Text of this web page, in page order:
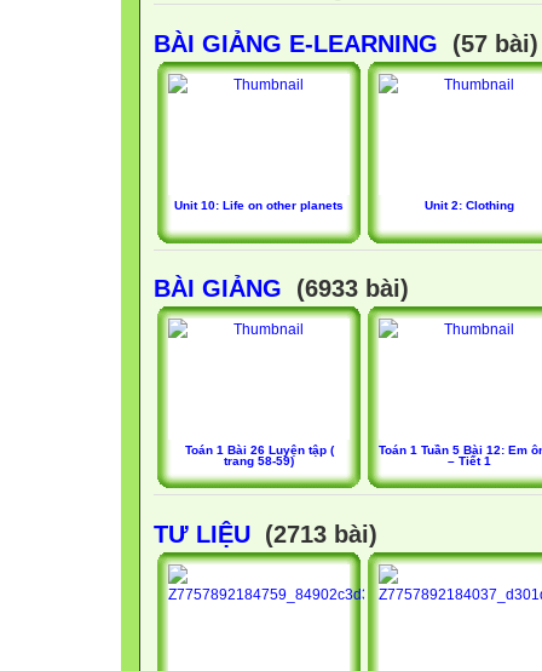
BÀI GIẢNG E-LEARNING (57 bài)
Unit 10: Life on other planets Unit 2: Clothing
BÀI GIẢNG (6933 bài)
Toán 1 Bài 26 Luyện tập (
trang 58-59)
Toán 1 Tuần 5 Bài 12: Em
– Tiết 1
TƯ LIỆU (2713 bài)